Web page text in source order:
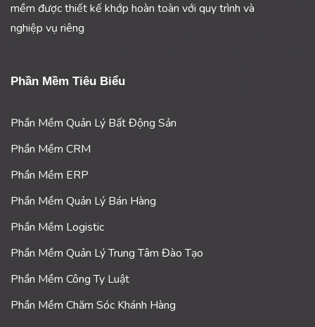
mềm được thiết kế khớp hoàn toàn với quy trình và
nghiệp vụ riêng
Phần Mềm Tiêu Biểu
Phần Mềm Quản Lý Bất Động Sản
Phần Mềm CRM
Phần Mềm ERP
Phần Mềm Quản Lý Bán Hàng
Phần Mềm Logistic
Phần Mềm Quản Lý Trung Tâm Đào Tạo
Phần Mềm Công Ty Luật
Phần Mềm Chăm Sóc Khánh Hàng